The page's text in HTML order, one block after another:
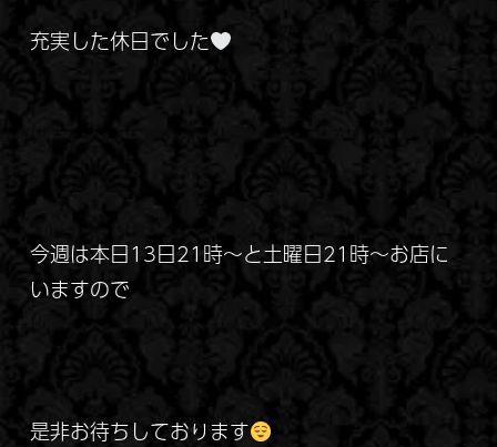
充実した休日でした
今週は本日13日21時～と土曜日21時～お店に
いますので
是非お待ちしております